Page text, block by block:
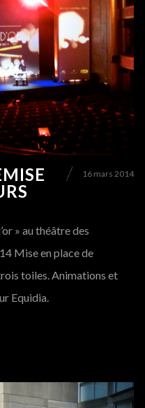
16 mars 2014
» au théâtre des
Mise en place de
toiles. Animations et
Equidia.